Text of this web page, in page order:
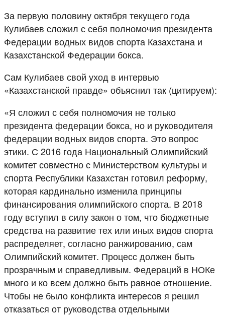
За первую половину октября текущего года
Кулибаев сложил с себя полномочия президента
Федерации водных видов спорта Казахстана и
Казахстанской Федерации бокса.
Сам Кулибаев свой уход в интервью
«Казахстанской правде» объяснил так (цитируем):
«Я сложил с себя полномочия не только
президента федерации бокса, но и руководителя
федерации водных видов спорта. Это вопрос
этики. С 2016 года Национальный Олимпийский
комитет совместно с Министерством культуры и
спорта Республики Казахстан готовил реформу,
которая кардинально изменила принципы
финансирования олимпийского спорта. В 2018
году вступил в силу закон о том, что бюджетные
средства на развитие тех или иных видов спорта
распределяет, согласно ранжированию, сам
Олимпийский комитет. Процесс должен быть
прозрачным и справедливым. Федераций в НОКе
много и ко всем должно быть равное отношение.
Чтобы не было конфликта интересов я решил
отказаться от руководства отдельными